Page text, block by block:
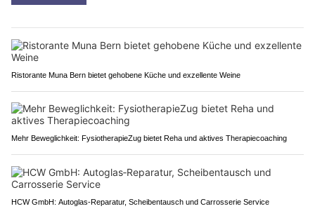
Ristorante Muna Bern bietet gehobene Küche und exzellente Weine
Mehr Beweglichkeit: FysiotherapieZug bietet Reha und aktives Therapiecoaching
HCW GmbH: Autoglas‑Reparatur, Scheibentausch und Carrosserie Service